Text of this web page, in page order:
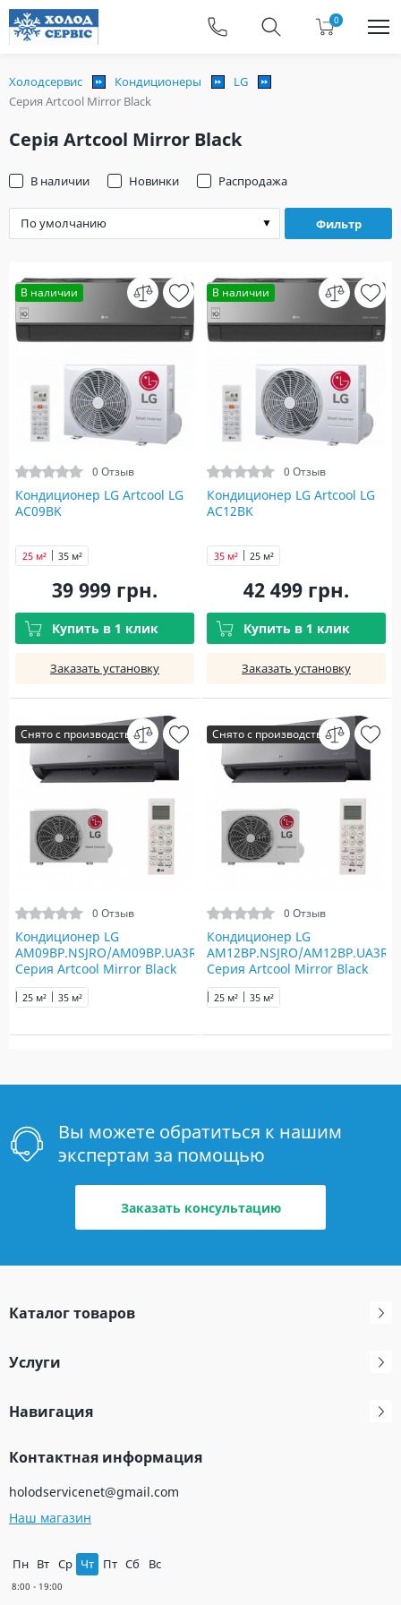
0
Холодсервис Кондиционеры
LG
Серия Artcool Mirror Black
Серія Artcool Mirror Black
Фильтр
В наличии Новинки Распродажа
В наличии
0 Отзыв
Кондиционер LG Artcool LG
AC09BK
25 м² 35 м²
39 999 грн.
Купить в 1 клик
Заказать установку
В наличии
0 Отзыв
Кондиционер LG Artcool LG
AC12BK
25 м²
35 м²
42 499 грн.
Купить в 1 клик
Заказать установку
Снято с производства
0 Отзыв
Кондиционер LG
AM09BP.NSJRO/AM09BP.UA3RO
Серия Artcool Mirror Black
25 м² 35 м²
Снято с производства
0 Отзыв
Кондиционер LG
AM12BP.NSJRO/AM12BP.UA3RO
Серия Artcool Mirror Black
25 м² 35 м²
Вы можете обратиться к нашим
экспертам за помощью
Заказать консультацию
Каталог товаров
Услуги
Навигация
Контактная информация
holodservicenet@gmail.com
Наш магазин
Пн Вт Ср Чт Пт Сб Вс